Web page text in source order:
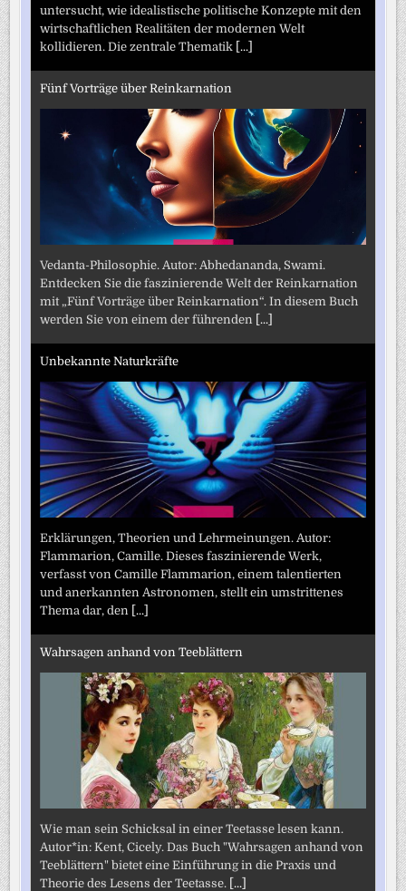
untersucht, wie idealistische politische Konzepte mit den
wirtschaftlichen Realitäten der modernen Welt
kollidieren. Die zentrale Thematik [...]
Fünf Vorträge über Reinkarnation
Vedanta-Philosophie. Autor: Abhedananda, Swami.
Entdecken Sie die faszinierende Welt der Reinkarnation
mit „Fünf Vorträge über Reinkarnation“. In diesem Buch
werden Sie von einem der führenden [...]
Unbekannte Naturkräfte
Erklärungen, Theorien und Lehrmeinungen. Autor:
Flammarion, Camille. Dieses faszinierende Werk,
verfasst von Camille Flammarion, einem talentierten
und anerkannten Astronomen, stellt ein umstrittenes
Thema dar, den [...]
Wahrsagen anhand von Teeblättern
Wie man sein Schicksal in einer Teetasse lesen kann.
Autor*in: Kent, Cicely. Das Buch "Wahrsagen anhand von
Teeblättern" bietet eine Einführung in die Praxis und
Theorie des Lesens der Teetasse. [...]